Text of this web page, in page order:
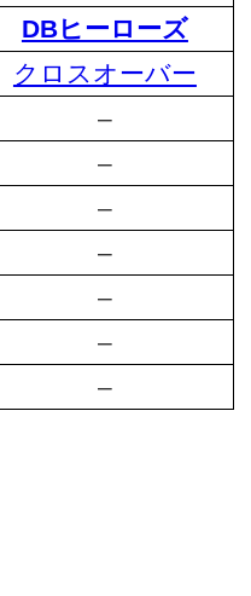
DBヒーローズ
クロスオーバー
–
–
–
–
–
–
–